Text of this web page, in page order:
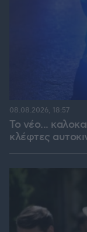
Το νέο...
κλέφτες
08.08.2026, 18:57